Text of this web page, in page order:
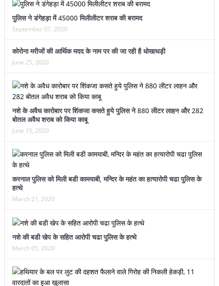
पुलिस ने डंगेहड़ा में 45000 मिलीलीटर शराब की बरामद
September 07, 2020
कोरोना मरीजों की आर्थिक मदद के नाम पर की जा रही है धोखाधड़ी
June 25, 2020
नशे के अवैध कारोबार पर शिंकजा कसते हुये पुलिस ने 880 लीटर लाहन और 282
बोतल अवैध शराब को किया काबू
June 15, 2020
करनाल पुलिस को मिली बडी कामयाबी, मन्दिर के महंत का हत्यारोपी चढा पुलिस के
हत्थे
March 21, 2020
नशे की बडी खेप के सहित आरोपी चढा पुलिस के हत्थे
March 05, 2020